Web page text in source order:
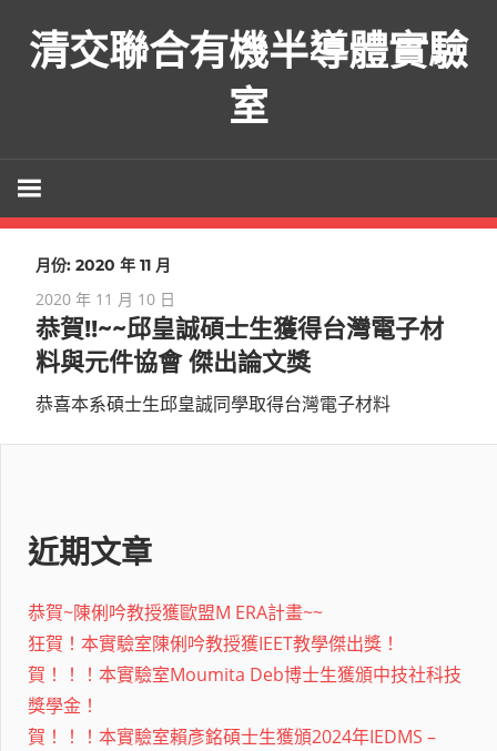
content
清交聯合有機半導體實驗
室
月份: 2020 年 11 月
2020 年 11 月 10 日
恭賀!!~~邱皇誠碩士生獲得台灣電子材
料與元件協會 傑出論文獎
恭喜本系碩士生邱皇誠同學取得台灣電子材料
近期文章
恭賀~陳俐吟教授獲歐盟M ERA計畫~~
狂賀！本實驗室陳俐吟教授獲IEET教學傑出獎！
賀！！！本實驗室Moumita Deb博士生獲頒中技社科技
獎學金！
賀！！！本實驗室賴彥銘碩士生獲頒2024年IEDMS –